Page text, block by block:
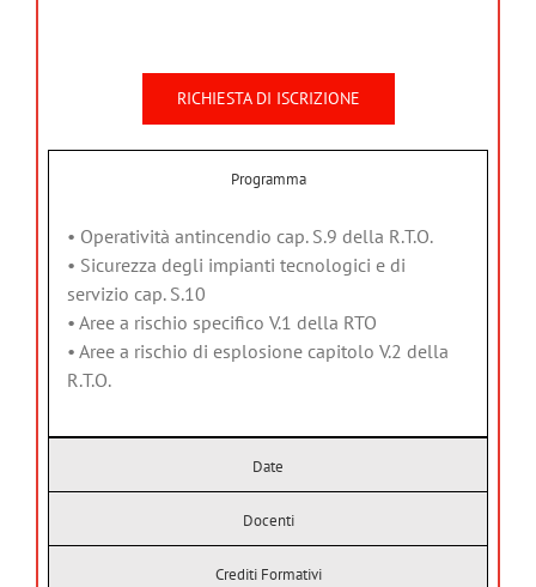
RICHIESTA DI ISCRIZIONE
Programma
• Operatività antincendio cap. S.9 della R.T.O.
• Sicurezza degli impianti tecnologici e di
servizio cap. S.10
• Aree a rischio specifico V.1 della RTO
• Aree a rischio di esplosione capitolo V.2 della
R.T.O.
Date
Docenti
Crediti Formativi